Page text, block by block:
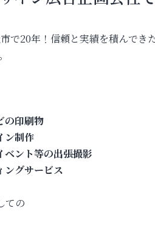
で20年！信頼と実績を積んでき
の印刷物
ン制作
ベント等の出張撮影
ングサービス
ての